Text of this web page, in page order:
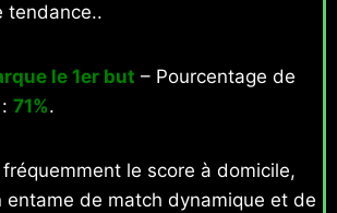
tendance..
le 1er but – Pourcentage de
71%.
le score à domicile,
entame de match dynamique et de